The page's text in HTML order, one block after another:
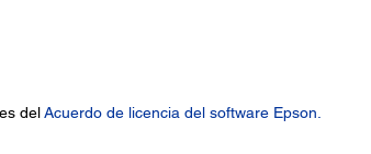
delAcuerdo de licencia del software Epson.